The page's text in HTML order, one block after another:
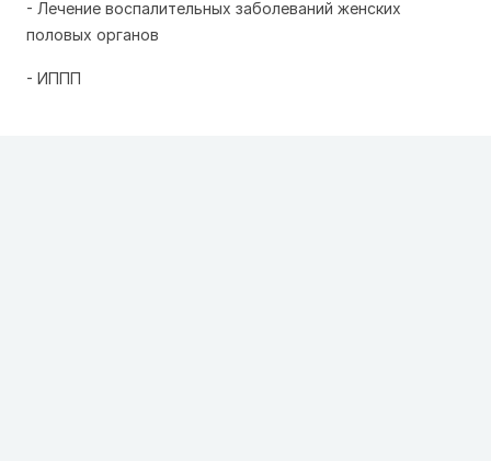
- Лечение воспалительных заболеваний женских
половых органов
- ИППП